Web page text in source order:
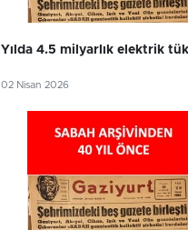
Yılda 4.5 milyarlık elektrik
02 Nisan 2026